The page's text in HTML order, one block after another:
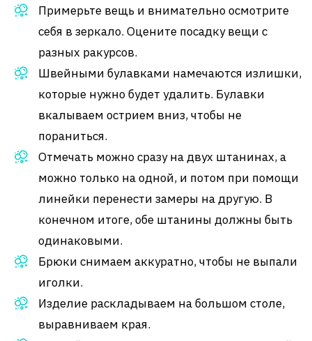
Примерьте вещь и внимательно осмотрите
себя в зеркало. Оцените посадку вещи с
разных ракурсов.
Швейными булавками намечаются излишки,
которые нужно будет удалить. Булавки
вкалываем острием вниз, чтобы не
пораниться.
Отмечать можно сразу на двух штанинах, а
можно только на одной, и потом при помощи
линейки перенести замеры на другую. В
конечном итоге, обе штанины должны быть
одинаковыми.
Брюки снимаем аккуратно, чтобы не выпали
иголки.
Изделие раскладываем на большом столе,
выравниваем края.